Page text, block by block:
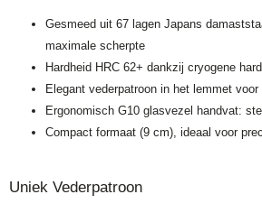
Gesmeed uit 67 lagen Japans
maximale scherpte
Hardheid HRC 62+ dankzij cryogene
Elegant vederpatroon in het lemmet
Ergonomisch G10 glasvezel handvat:
Compact formaat (9 cm), ideaal voor
Uniek Vederpatroon